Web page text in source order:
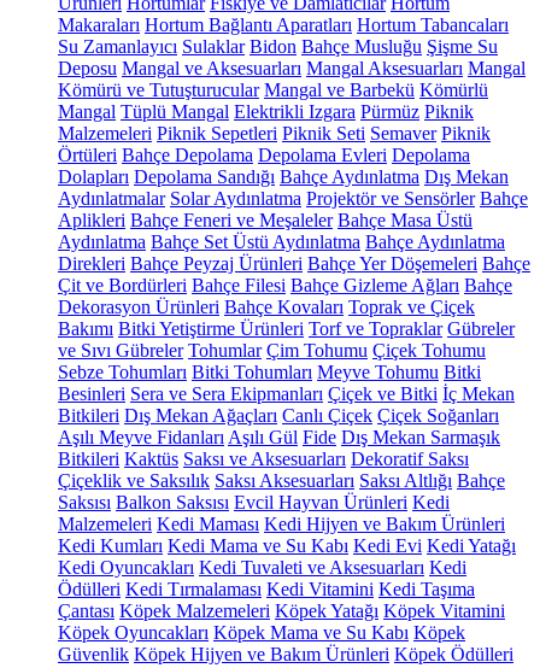
Makaraları Hortum Bağlantı Aparatları Hortum Tabancaları
Su Zamanlayıcı Sulaklar Bidon Bahçe Musluğu Şişme Su
Deposu Mangal ve Aksesuarları Mangal Aksesuarları Mangal
Kömürü ve Tutuşturucular Mangal ve Barbekü Kömürlü
Mangal Tüplü Mangal Elektrikli Izgara Pürmüz Piknik
Malzemeleri Piknik Sepetleri Piknik Seti Semaver Piknik
Örtüleri Bahçe Depolama Depolama Evleri Depolama
Dolapları Depolama Sandığı Bahçe Aydınlatma Dış Mekan
Aydınlatmalar Solar Aydınlatma Projektör ve Sensörler Bahçe
Aplikleri Bahçe Feneri ve Meşaleler Bahçe Masa Üstü
Aydınlatma Bahçe Set Üstü Aydınlatma Bahçe Aydınlatma
Direkleri Bahçe Peyzaj Ürünleri Bahçe Yer Döşemeleri Bahçe
Çit ve Bordürleri Bahçe Filesi Bahçe Gizleme Ağları Bahçe
Dekorasyon Ürünleri Bahçe Kovaları Toprak ve Çiçek
Bakımı Bitki Yetiştirme Ürünleri Torf ve Topraklar Gübreler
ve Sıvı Gübreler Tohumlar Çim Tohumu Çiçek Tohumu
Sebze Tohumları Bitki Tohumları Meyve Tohumu Bitki
Besinleri Sera ve Sera Ekipmanları Çiçek ve Bitki İç Mekan
Bitkileri Dış Mekan Ağaçları Canlı Çiçek Çiçek Soğanları
Aşılı Meyve Fidanları Aşılı Gül Fide Dış Mekan Sarmaşık
Bitkileri Kaktüs Saksı ve Aksesuarları Dekoratif Saksı
Çiçeklik ve Saksılık Saksı Aksesuarları Saksı Altlığı Bahçe
Saksısı Balkon Saksısı Evcil Hayvan Ürünleri Kedi
Malzemeleri Kedi Maması Kedi Hijyen ve Bakım Ürünleri
Kedi Kumları Kedi Mama ve Su Kabı Kedi Evi Kedi Yatağı
Kedi Oyuncakları Kedi Tuvaleti ve Aksesuarları Kedi
Ödülleri Kedi Tırmalaması Kedi Vitamini Kedi Taşıma
Çantası Köpek Malzemeleri Köpek Yatağı Köpek Vitamini
Köpek Oyuncakları Köpek Mama ve Su Kabı Köpek
Güvenlik Köpek Hijyen ve Bakım Ürünleri Köpek Ödülleri